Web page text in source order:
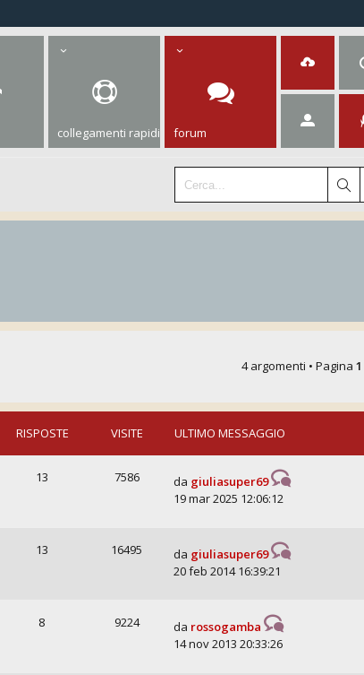
collegamenti rapidi forum
4 argomenti • Pagina 1
RISPOSTE VISITE ULTIMO MESSAGGIO
13 7586 da giuliasuper69
19 mar 2025 12:06:12
13 16495 da giuliasuper69
20 feb 2014 16:39:21
8 9224 da rossogamba
14 nov 2013 20:33:26